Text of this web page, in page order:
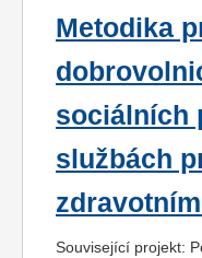
Metodika
sociálních
službách
Související projekt: